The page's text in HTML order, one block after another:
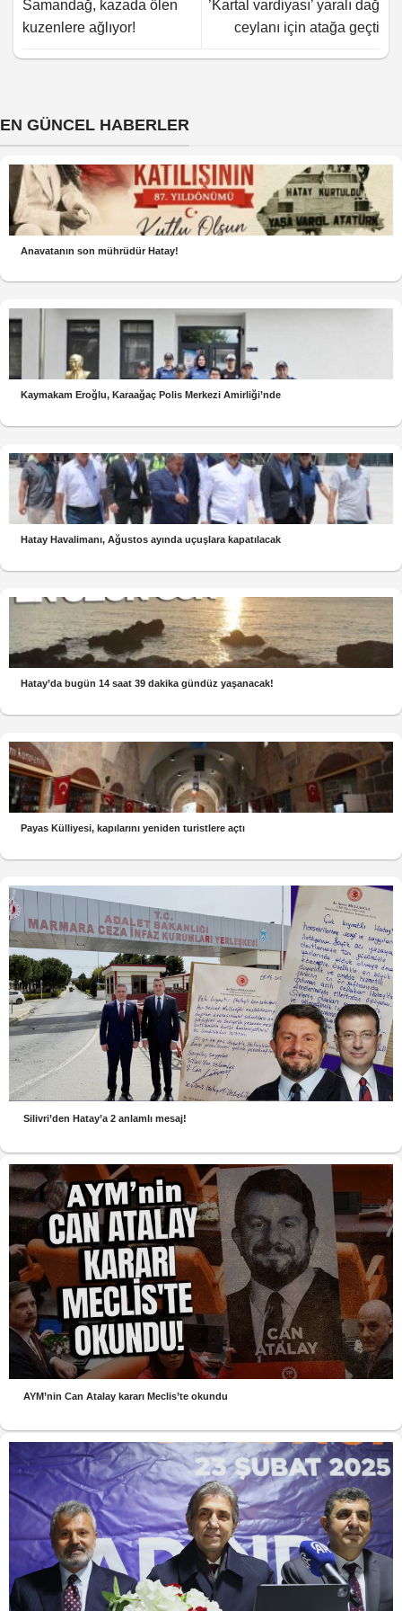
Samandağ, kazada ölen
kuzenlere ağlıyor!
’Kartal vardiyası’ yaralı dağ
ceylanı için atağa geçti
EN GÜNCEL HABERLER
Anavatanın son mührüdür Hatay!
Kaymakam Eroğlu, Karaağaç Polis Merkezi Amirliği’nde
Hatay Havalimanı, Ağustos ayında uçuşlara kapatılacak
Hatay’da bugün 14 saat 39 dakika gündüz yaşanacak!
Payas Külliyesi, kapılarını yeniden turistlere açtı
Silivri’den Hatay’a 2 anlamlı mesaj!
AYM’nin Can Atalay kararı Meclis’te okundu